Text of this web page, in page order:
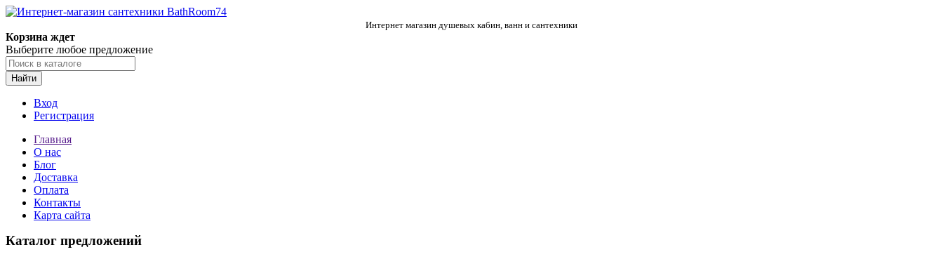
Интернет магазин душевых кабин, ванн и сантехники
Корзина ждет
Выберите любое предложение
Найти
Вход
Регистрация
Главная
О нас
Блог
Доставка
Оплата
Контакты
Карта сайта
Каталог предложений